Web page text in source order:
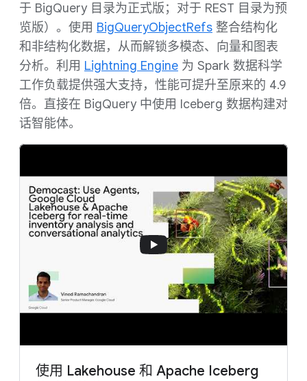
于 BigQuery 目录为正式版；对于 REST 目录为预
览版）。使用 BigQueryObjectRefs 整合结构化
和非结构化数据，从而解锁多模态、向量和图表
分析。利用 Lightning Engine 为 Spark 数据科学
工作负载提供强大支持，性能可提升至原来的 4.9
倍。直接在 BigQuery 中使用 Iceberg 数据构建对
话智能体。
使用 Lakehouse 和 Apache Iceberg